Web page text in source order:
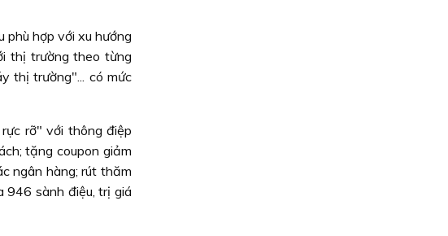
phù hợp với xu hướng
thị trường theo từng
thị trường"... có mức
rỡ" với thông điệp
tặng coupon giảm
ngân hàng; rút thăm
946 sành điệu, trị giá